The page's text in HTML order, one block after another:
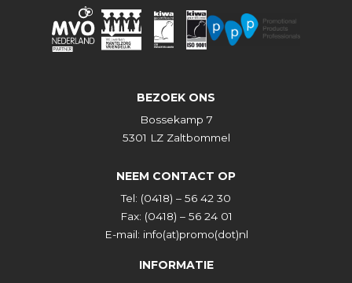
BEZOEK ONS
Bossekamp 7
5301 LZ Zaltbommel
NEEM CONTACT OP
Tel: (0418) – 56 42 30
Fax: (0418) – 56 24 01
E-mail: info(at)promo(dot)nl
INFORMATIE